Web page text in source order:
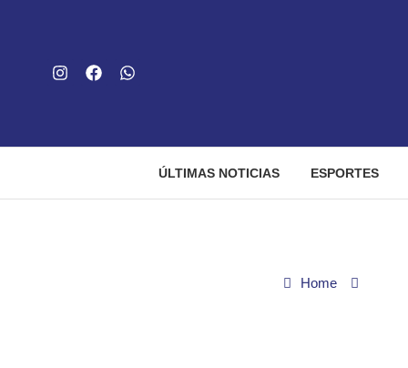
ÚLTIMAS NOTICIAS ESPORTES
Home